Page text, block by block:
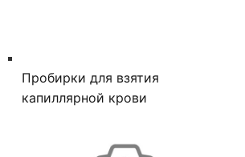
Пробирки для взятия
капиллярной крови